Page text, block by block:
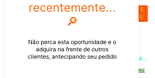
PEDIDOS PELO CHAT OU WHATSAPP: Informe os produtos,
quantidade e o CEP ou endereço de entrega e receba um link já
ME
NU
[21] 9 6546 4862